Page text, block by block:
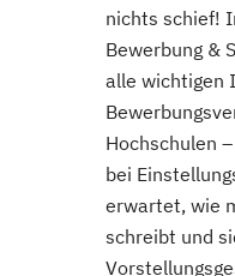
nichts schief!
Bewerbung &
alle wichtigen
Hochschulen
bei
erwartet, wie
schreibt und